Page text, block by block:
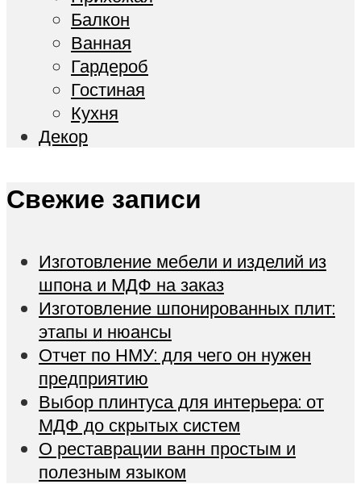
Балкон
Ванная
Гардероб
Гостиная
Кухня
Декор
Свежие записи
Изготовление мебели и изделий из
шпона и МДФ на заказ
Изготовление шпонированных плит:
этапы и нюансы
Отчет по НМУ: для чего он нужен
предприятию
Выбор плинтуса для интерьера: от
МДФ до скрытых систем
О реставрации ванн простым и
полезным языком